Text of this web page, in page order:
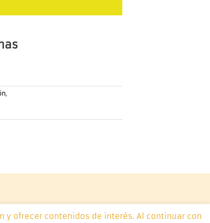
,
ofrecer contenidos de interés. Al continuar con